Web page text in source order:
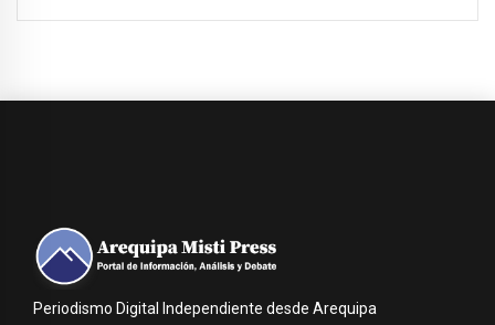
Periodismo Digital Independiente desde Arequipa